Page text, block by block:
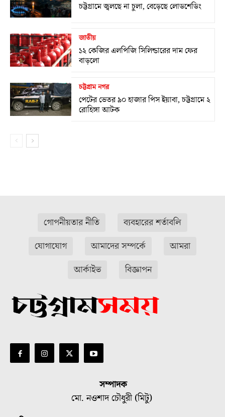
চট্টগ্রামে জ্বলছে না চুলা, বেড়েছে লোডশেডিং
জাতীয়
১২ কেজির এলপিজি সিলিন্ডারের দাম ফের
বাড়লো
চট্টগ্রাম নগর
পেটের ভেতর ৯০ হাজার পিস ইয়াবা, চট্টগ্রামে ২
রোহিঙ্গা আটক
গোপনীয়তার নীতি
ব্যবহারের শর্তাবলি
যোগাযোগ
আমাদের সম্পর্কে
আমরা
আর্কাইভ
বিজ্ঞাপন
সম্পাদক
মো. নওশাদ চৌধুরী (মিটু)